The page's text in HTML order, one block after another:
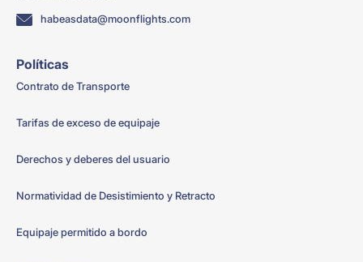
habeasdata@moonflights.com
Políticas
Contrato de Transporte
Tarifas de exceso de equipaje
Derechos y deberes del usuario
Normatividad de Desistimiento y Retracto
Equipaje permitido a bordo